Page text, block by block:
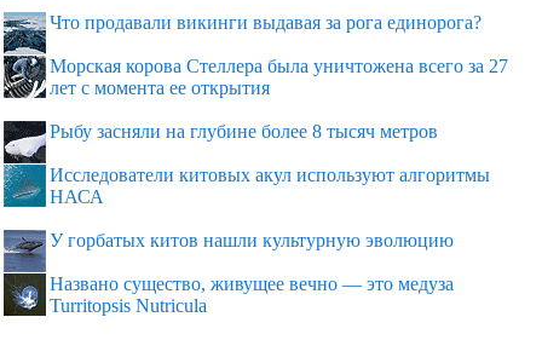
Что продавали викинги выдавая за рога единорога?
Морская корова Стеллера была уничтожена всего за 27
лет с момента ее открытия
Рыбу засняли на глубине более 8 тысяч метров
Исследователи китовых акул используют алгоритмы
НАСА
У горбатых китов нашли культурную эволюцию
Названо существо, живущее вечно — это медуза
Turritopsis Nutricula